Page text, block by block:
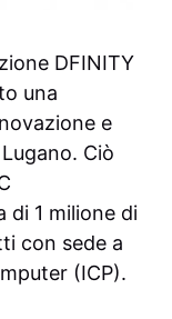
DFINITY
una
e
Ciò
di 1 milione di
con sede a
(ICP).